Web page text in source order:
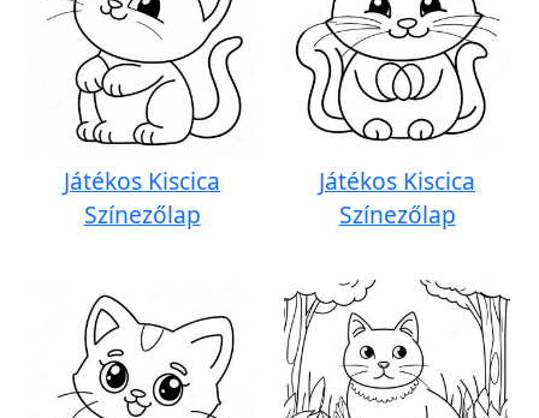
Játékos Kiscica
Színezőlap
Játékos Kiscica
Színezőlap